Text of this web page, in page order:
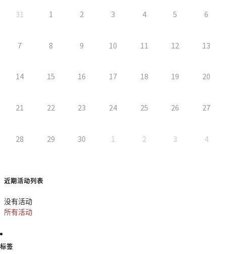
31 1 2 3 4 5 6
7 8 9 10 11 12 13
14 15 16 17 18 19 20
21 22 23 24 25 26 27
28 29 30 1 2 3 4
近期活动列表
没有活动
所有活动
标签